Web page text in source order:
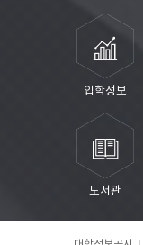
입학정보
도서관